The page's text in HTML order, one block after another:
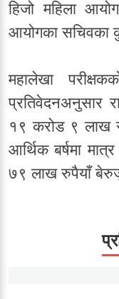
हिजो महिला
आयोगका सचिवका
महालेखा
प्रतिवेदनअनुसार
१९ करोड ९ लाख
आर्थिक बर्षमा
७९ लाख रुपैयाँ